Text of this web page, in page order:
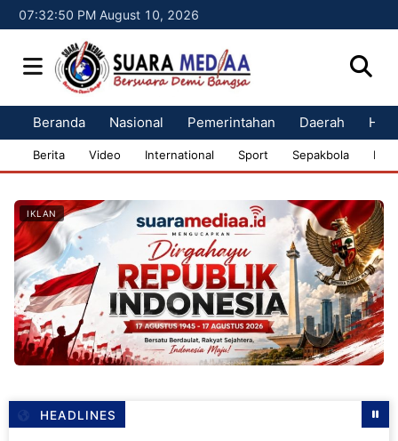
07:32:51 PM August 10, 2026
Beranda Nasional Pemerintahan Daerah
Berita Video International Sport Sepakbola
IKLAN
HEADLINES